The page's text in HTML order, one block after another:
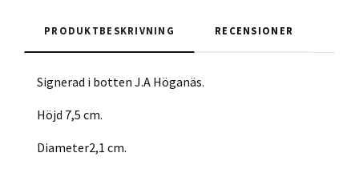
PRODUKTBESKRIVNING RECENSIONER
Signerad i botten J.A Höganäs.
Höjd 7,5 cm.
Diameter2,1 cm.